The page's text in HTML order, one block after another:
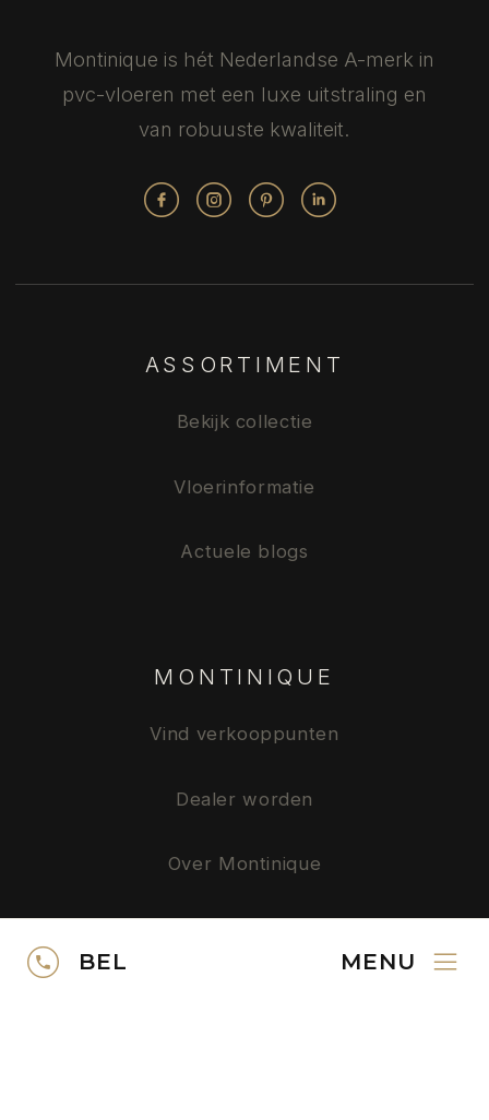
BEL MENU
Montinique is hét Nederlandse A-merk in
pvc-vloeren met een luxe uitstraling en
van robuuste kwaliteit.
ASSORTIMENT
Bekijk collectie
Vloerinformatie
Actuele blogs
MONTINIQUE
Vind verkooppunten
Dealer worden
Over Montinique